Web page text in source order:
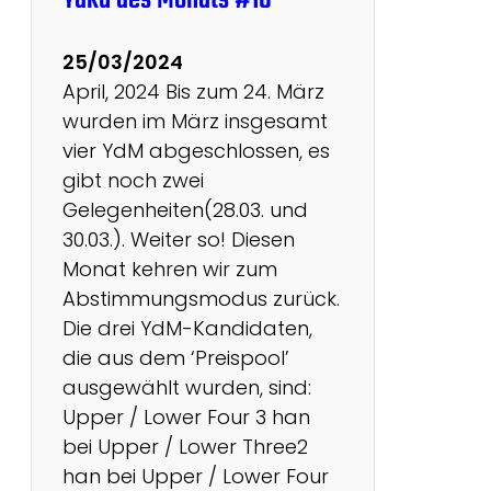
c
i
T
a
i
k
a
i
K
ö
l
n
25/03/2024
April, 2024 Bis zum 24. März
wurden im März insgesamt
vier YdM abgeschlossen, es
gibt noch zwei
Gelegenheiten(28.03. und
30.03.). Weiter so! Diesen
Monat kehren wir zum
Abstimmungsmodus zurück.
Die drei YdM-Kandidaten,
die aus dem ‘Preispool’
ausgewählt wurden, sind:
Upper / Lower Four 3 han
bei Upper / Lower Three2
han bei Upper / Lower Four